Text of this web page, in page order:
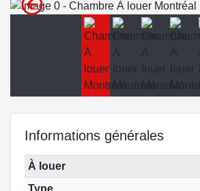
Informations générales
À louer
Type